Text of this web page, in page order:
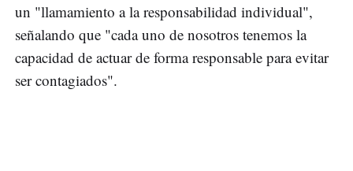
un "llamamiento a la responsabilidad individual",
señalando que "cada uno de nosotros tenemos la
capacidad de actuar de forma responsable para evitar
ser contagiados".